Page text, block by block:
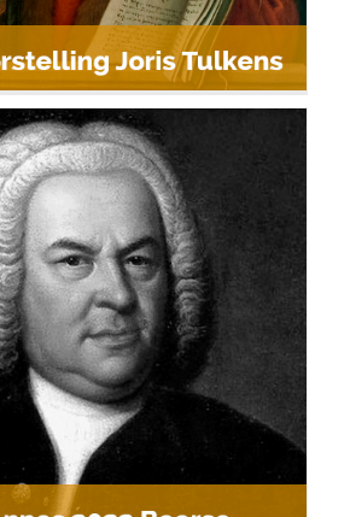
Johannes 2022 Beerse